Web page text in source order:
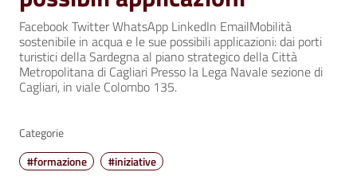
Facebook Twitter WhatsApp LinkedIn EmailMobilità
sostenibile in acqua e le sue possibili applicazioni: dai porti
turistici della Sardegna al piano strategico della Città
Metropolitana di Cagliari Presso la Lega Navale sezione di
Cagliari, in viale Colombo 135.
Categorie
#formazione
#iniziative